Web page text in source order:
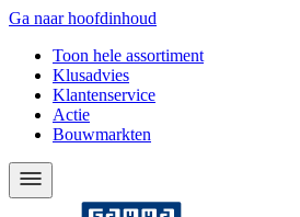
Ga naar hoofdinhoud
Toon hele assortiment
Klusadvies
Klantenservice
Actie
Bouwmarkten